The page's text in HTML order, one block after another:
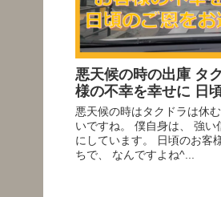
悪天候の時の出庫 タ
様の不幸を幸せに 日
悪天候の時はタクドラは休
いですね。 僕自身は、 強い
にしています。 日頃のお客
ちで、 なんですよね^...